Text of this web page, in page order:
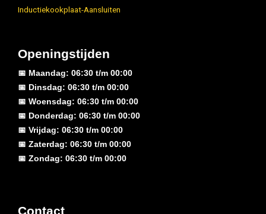
Inductiekookplaat-Aansluiten
Openingstijden
📅 Maandag: 06:30 t/m 00:00
📅 Dinsdag: 06:30 t/m 00:00
📅 Woensdag: 06:30 t/m 00:00
📅 Donderdag: 06:30 t/m 00:00
📅 Vrijdag: 06:30 t/m 00:00
📅 Zaterdag: 06:30 t/m 00:00
📅 Zondag: 06:30 t/m 00:00
Contact